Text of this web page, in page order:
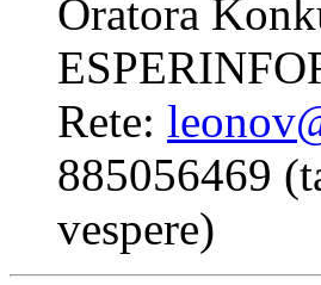
Oratora
Rete:
885056469
vespere)